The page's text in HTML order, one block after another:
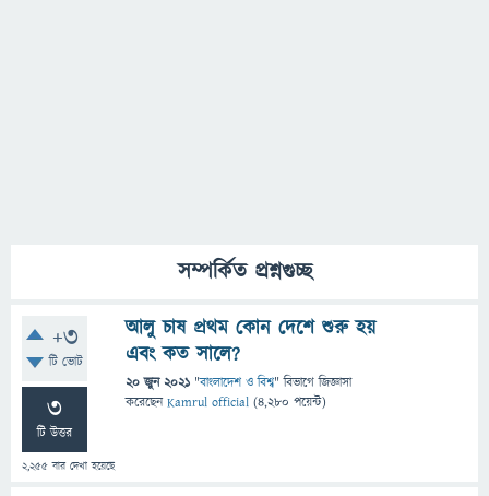
সম্পর্কিত প্রশ্নগুচ্ছ
+3
টি ভোট
3
টি উত্তর
2,255 বার দেখা হয়েছে
আলু চাষ প্রথম কোন দেশে শুরু হয়
এবং কত সালে?
20 জুন 2021 "বাংলাদেশ ও বিশ্ব" বিভাগে জিজ্ঞাসা
করেছেনKamrul official (4,280 পয়েন্ট)